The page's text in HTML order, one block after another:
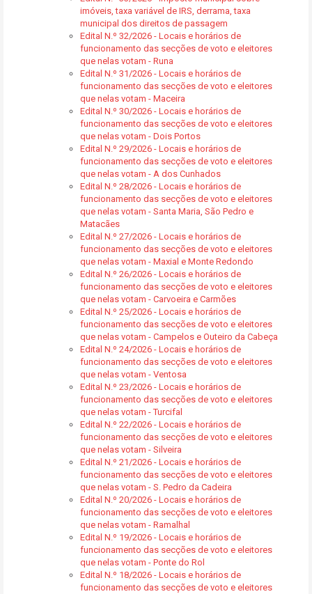
imóveis, taxa variável de IRS, derrama, taxa
municipal dos direitos de passagem
Edital N.º 32/2026 - Locais e horários de
funcionamento das secções de voto e eleitores
que nelas votam - Runa
Edital N.º 31/2026 - Locais e horários de
funcionamento das secções de voto e eleitores
que nelas votam - Maceira
Edital N.º 30/2026 - Locais e horários de
funcionamento das secções de voto e eleitores
que nelas votam - Dois Portos
Edital N.º 29/2026 - Locais e horários de
funcionamento das secções de voto e eleitores
que nelas votam - A dos Cunhados
Edital N.º 28/2026 - Locais e horários de
funcionamento das secções de voto e eleitores
que nelas votam - Santa Maria, São Pedro e
Matacães
Edital N.º 27/2026 - Locais e horários de
funcionamento das secções de voto e eleitores
que nelas votam - Maxial e Monte Redondo
Edital N.º 26/2026 - Locais e horários de
funcionamento das secções de voto e eleitores
que nelas votam - Carvoeira e Carmões
Edital N.º 25/2026 - Locais e horários de
funcionamento das secções de voto e eleitores
que nelas votam - Campelos e Outeiro da Cabeça
Edital N.º 24/2026 - Locais e horários de
funcionamento das secções de voto e eleitores
que nelas votam - Ventosa
Edital N.º 23/2026 - Locais e horários de
funcionamento das secções de voto e eleitores
que nelas votam - Turcifal
Edital N.º 22/2026 - Locais e horários de
funcionamento das secções de voto e eleitores
que nelas votam - Silveira
Edital N.º 21/2026 - Locais e horários de
funcionamento das secções de voto e eleitores
que nelas votam - S. Pedro da Cadeira
Edital N.º 20/2026 - Locais e horários de
funcionamento das secções de voto e eleitores
que nelas votam - Ramalhal
Edital N.º 19/2026 - Locais e horários de
funcionamento das secções de voto e eleitores
que nelas votam - Ponte do Rol
Edital N.º 18/2026 - Locais e horários de
funcionamento das secções de voto e eleitores